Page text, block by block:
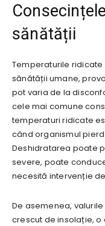
sănătății
Temperaturile
sănătății umane,
pot varia de la
cele mai comune
temperaturi ridicate
când organismul
Deshidratarea poate
severe, poate
necesită intervenție
De asemenea,
crescut de insolație,